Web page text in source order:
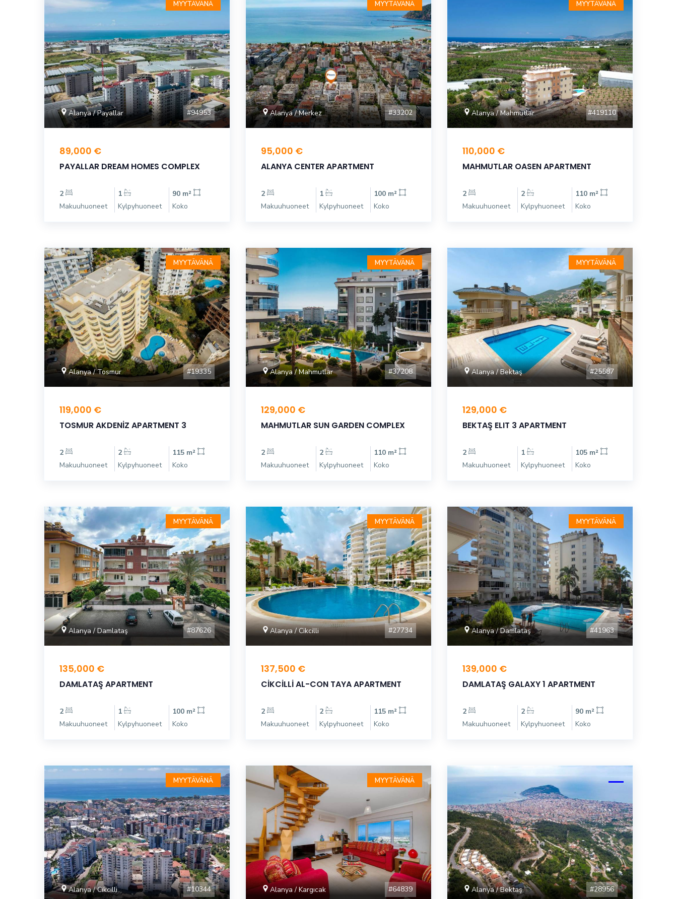
MYYTÄVÄNÄ
Alanya / Payallar #94953
89,000 €
PAYALLAR DREAM HOMES COMPLEX
2
Makuuhuoneet
1
Kylpyhuoneet
90 m²
Koko
MYYTÄVÄNÄ
Alanya / Merkez #33202
95,000 €
ALANYA CENTER APARTMENT
2
Makuuhuoneet
1
Kylpyhuoneet
100 m²
Koko
MYYTÄVÄNÄ
Alanya / Mahmutlar #419110
110,000 €
MAHMUTLAR OASEN APARTMENT
2
Makuuhuoneet
2
Kylpyhuoneet
110 m²
Koko
MYYTÄVÄNÄ
Alanya / Tosmur #19335
119,000 €
TOSMUR AKDENİZ APARTMENT 3
2
Makuuhuoneet
2
Kylpyhuoneet
115 m²
Koko
MYYTÄVÄNÄ
Alanya / Mahmutlar #37208
129,000 €
MAHMUTLAR SUN GARDEN COMPLEX
2
Makuuhuoneet
2
Kylpyhuoneet
110 m²
Koko
MYYTÄVÄNÄ
Alanya / Bektaş #25587
129,000 €
BEKTAŞ ELIT 3 APARTMENT
2
Makuuhuoneet
1
Kylpyhuoneet
105 m²
Koko
MYYTÄVÄNÄ
Alanya / Damlataş #87626
135,000 €
DAMLATAŞ APARTMENT
2
Makuuhuoneet
1
Kylpyhuoneet
100 m²
Koko
MYYTÄVÄNÄ
Alanya / Cikcilli #27734
137,500 €
CİKCİLLİ AL-CON TAYA APARTMENT
2
Makuuhuoneet
2
Kylpyhuoneet
115 m²
Koko
MYYTÄVÄNÄ
Alanya / Damlataş #41963
139,000 €
DAMLATAŞ GALAXY 1 APARTMENT
2
Makuuhuoneet
2
Kylpyhuoneet
90 m²
Koko
MYYTÄVÄNÄ
Alanya / Cikcilli #10344
MYYTÄVÄNÄ
Alanya / Kargıcak #64839 Alanya / Bektaş #28956